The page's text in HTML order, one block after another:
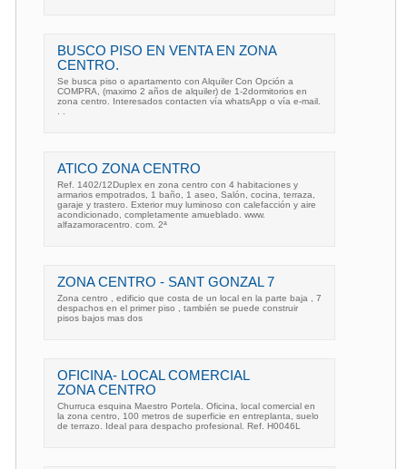
BUSCO PISO EN VENTA EN ZONA
CENTRO.
Se busca piso o apartamento con Alquiler Con Opción a
COMPRA, (maximo 2 años de alquiler) de 1-2dormitorios en
zona centro. Interesados contacten vía whatsApp o vía e-mail.
. .
ATICO ZONA CENTRO
Ref. 1402/12Duplex en zona centro con 4 habitaciones y
armarios empotrados, 1 baño, 1 aseo, Salón, cocina, terraza,
garaje y trastero. Exterior muy luminoso con calefacción y aire
acondicionado, completamente amueblado. www.
alfazamoracentro. com. 2ª
ZONA CENTRO - SANT GONZAL 7
Zona centro , edificio que costa de un local en la parte baja , 7
despachos en el primer piso , también se puede construir
pisos bajos mas dos
OFICINA- LOCAL COMERCIAL
ZONA CENTRO
Churruca esquina Maestro Portela. Oficina, local comercial en
la zona centro, 100 metros de superficie en entreplanta, suelo
de terrazo. Ideal para despacho profesional. Ref. H0046L